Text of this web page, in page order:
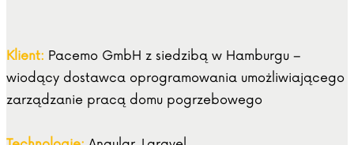
Klient: Pacemo GmbH z siedzibą w Hamburgu –
wiodący dostawca oprogramowania umożliwiającego
zarządzanie pracą domu pogrzebowego